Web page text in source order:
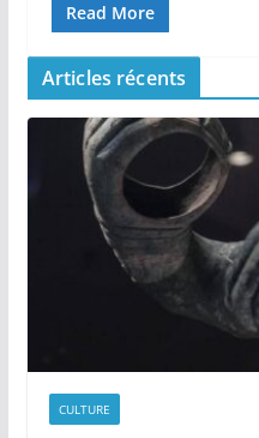
Read More
Articles récents
CULTURE